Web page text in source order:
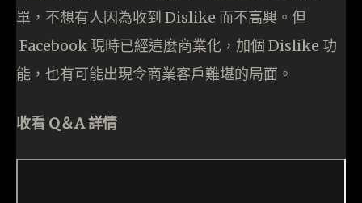
單，不想有人因為收到 Dislike 而不高興。但
Facebook 現時已經這麼商業化，加個 Dislike 功
能，也有可能出現令商業客戶難堪的局面。
收看 Q＆A 詳情